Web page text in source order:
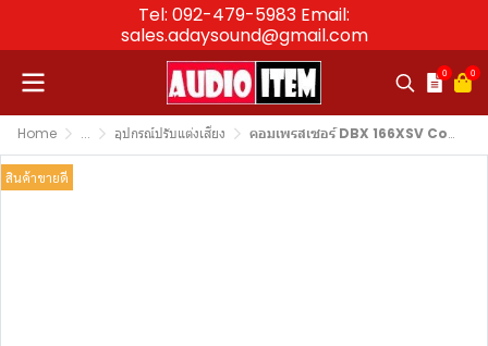
Tel: 092-479-5983 Email:
sales.adaysound@gmail.com
0 0
Home ... อุปกรณ์ปรับแต่งเสียง คอมเพรสเซอร์ DBX 166XSV Compressor/Limiter/Gate
สินค้าขายดี